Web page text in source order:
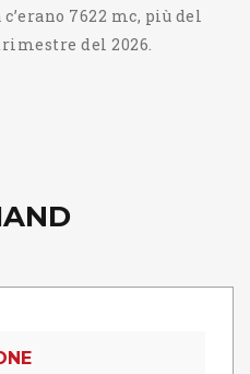
7622 mc, più del
del 2026.